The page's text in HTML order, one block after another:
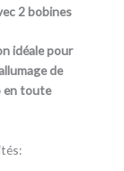
2 bobines
idéale pour
de
en toute